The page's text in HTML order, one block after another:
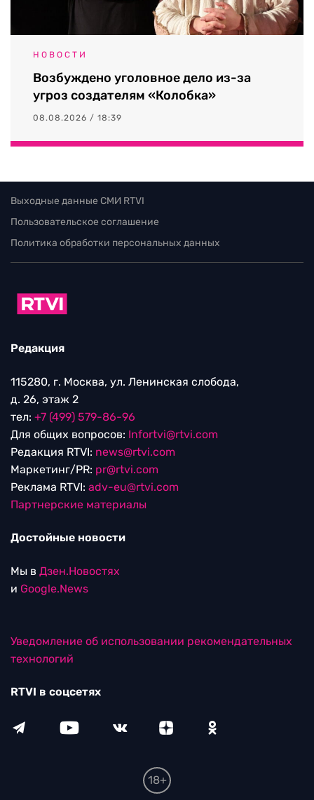
НОВОСТИ
Возбуждено уголовное дело из-за
угроз создателям «Колобка»
08.08.2026 / 18:39
Выходные данные СМИ RTVI
Пользовательское соглашение
Политика обработки персональных данных
Редакция
115280, г. Москва, ул. Ленинская слобода,
д. 26, этаж 2
тел: +7 (499) 579-86-96
Для общих вопросов: Infortvi@rtvi.com
Редакция RTVI: news@rtvi.com
Маркетинг/PR: pr@rtvi.com
Реклама RTVI: adv-eu@rtvi.com
Партнерские материалы
Достойные новости
Мы в Дзен.Новостях
и Google.News
Уведомление об использовании рекомендательных
технологий
RTVI в соцсетях
18+